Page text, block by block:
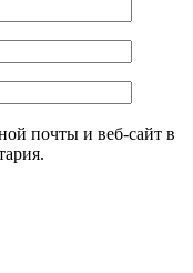
почты и веб-сайт в